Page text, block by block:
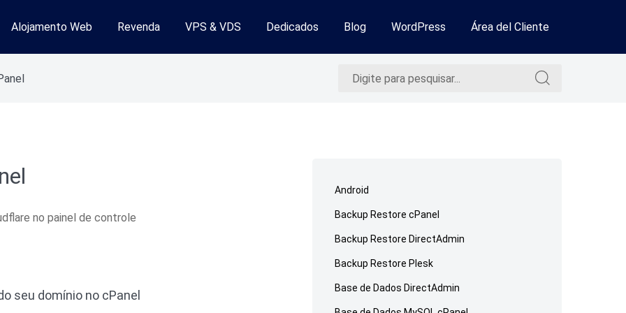
Web
Alojamento Web Revenda VPS & VDS Dedicados Blog WordPress Área del Cliente
Pesquisar
Pesquisar
por:
no painel de controle
seu domínio no cPanel
rodapé
Android
Backup Restore cPanel
Backup Restore DirectAdmin
Backup Restore Plesk
Base de Dados DirectAdmin